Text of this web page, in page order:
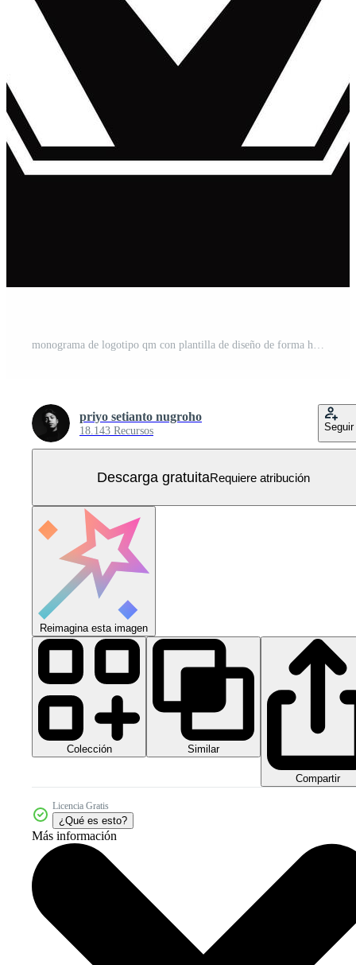
monograma de logotipo qm con plantilla de diseño de forma hexagonal hacia arriba y hacia abajo Vector Gratis
priyo setianto nugroho
18.143 Recursos Seguir
Descarga gratuitaRequiere atribución
Reimagina esta imagen
Colección Similar
Compartir
Licencia Gratis
¿Qué es esto?
Más información